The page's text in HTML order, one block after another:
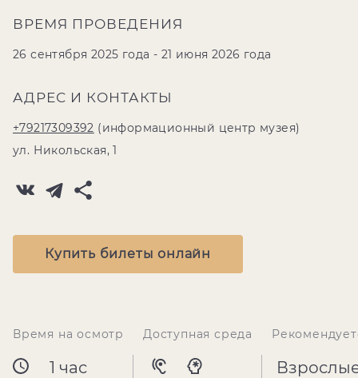
ВРЕМЯ ПРОВЕДЕНИЯ
26 сентября 2025 года - 21 июня 2026 года
АДРЕС И КОНТАКТЫ
+79217309392 (информационный центр музея)
ул. Никольская, 1
Купить билеты онлайн
Время на осмотр
1 час
Доступная среда